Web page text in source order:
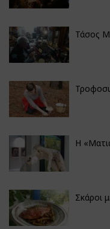
Τάσος
H
Σκάροι